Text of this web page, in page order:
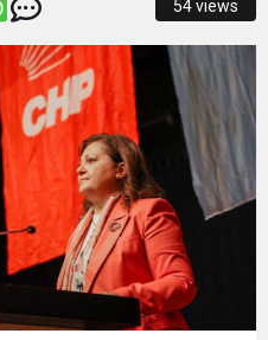
ULAŞIM HAMLESİ
Altın” mesaisi
“BURSA’NIN
BİR ANLAYIŞLA
HAZIR İKİ YENİ
BAKAN
54 views